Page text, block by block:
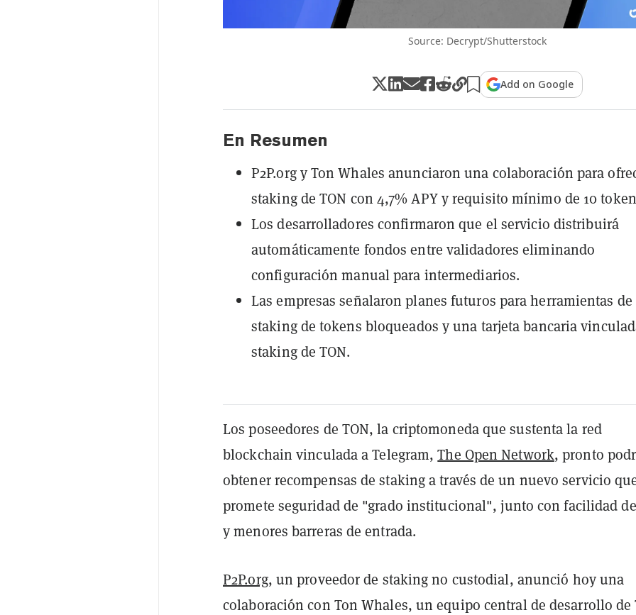
Source: Decrypt/Shutterstock
Add on Google
En Resumen
P2P.org y Ton Whales anunciaron una colaboración para
staking de TON con 4,7% APY y requisito mínimo de 10
Los desarrolladores confirmaron que el servicio distribuirá
automáticamente fondos entre validadores eliminando
configuración manual para intermediarios.
Las empresas señalaron planes futuros para herramientas de
staking de tokens bloqueados y una tarjeta bancaria
staking de TON.
Los poseedores de TON, la criptomoneda que sustenta la red
blockchain vinculada a Telegram,The Open Network, pronto
obtener recompensas de staking a través de un nuevo servicio
promete seguridad de "grado institucional", junto con facilidad
y menores barreras de entrada.
P2P.org, un proveedor de staking no custodial, anunció hoy una
colaboración con Ton Whales, un equipo central de desarrollo de